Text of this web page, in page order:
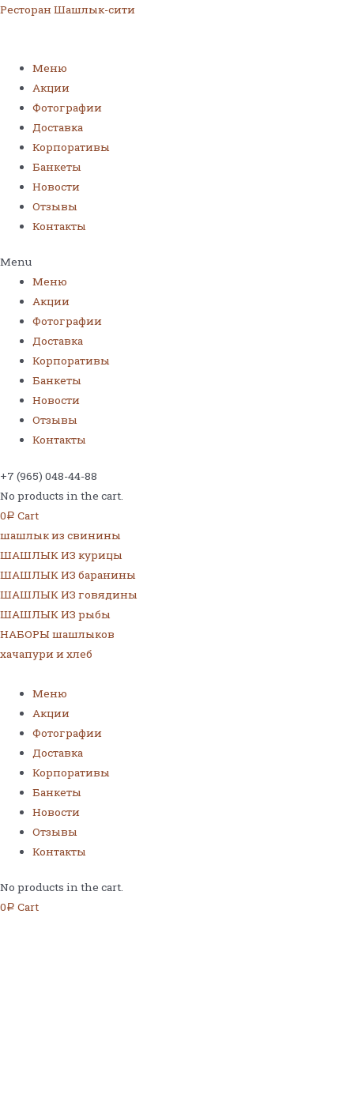
Ресторан Шашлык-сити
Меню
Акции
Фотографии
Доставка
Корпоративы
Банкеты
Новости
Отзывы
Контакты
Menu
Меню
Акции
Фотографии
Доставка
Корпоративы
Банкеты
Новости
Отзывы
Контакты
+7 (965) 048-44-88
No products in the cart.
0 Р Cart
шашлык из свинины
ШАШЛЫК ИЗ курицы
ШАШЛЫК ИЗ баранины
ШАШЛЫК ИЗ говядины
ШАШЛЫК ИЗ рыбы
НАБОРЫ шашлыков
хачапури и хлеб
Меню
Акции
Фотографии
Доставка
Корпоративы
Банкеты
Новости
Отзывы
Контакты
No products in the cart.
0 Р Cart